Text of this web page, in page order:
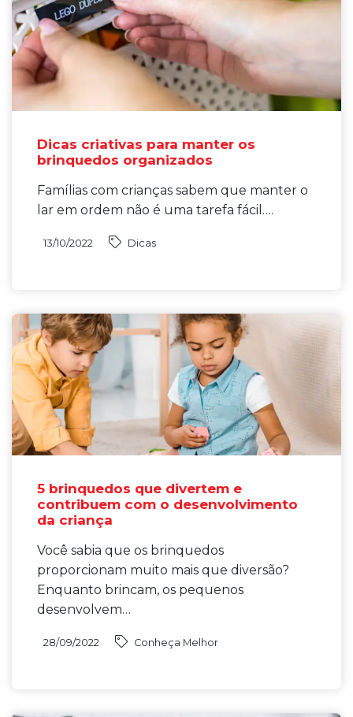
Dicas criativas para manter os
brinquedos organizados
Famílias com crianças sabem que manter o
lar em ordem não é uma tarefa fácil….
13/10/2022 Dicas
5 brinquedos que divertem e
contribuem com o desenvolvimento
da criança
Você sabia que os brinquedos
proporcionam muito mais que diversão?
Enquanto brincam, os pequenos
desenvolvem…
28/09/2022 Conheça Melhor